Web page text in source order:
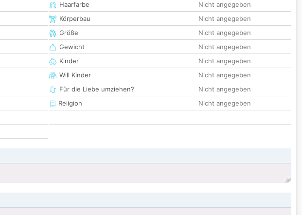
Haarfarbe
Nicht angegeben
Körperbau
Nicht angegeben
Größe
Nicht angegeben
Gewicht
Nicht angegeben
Kinder
Nicht angegeben
Will Kinder
Nicht angegeben
Für die Liebe umziehen?
Nicht angegeben
Religion
Nicht angegeben